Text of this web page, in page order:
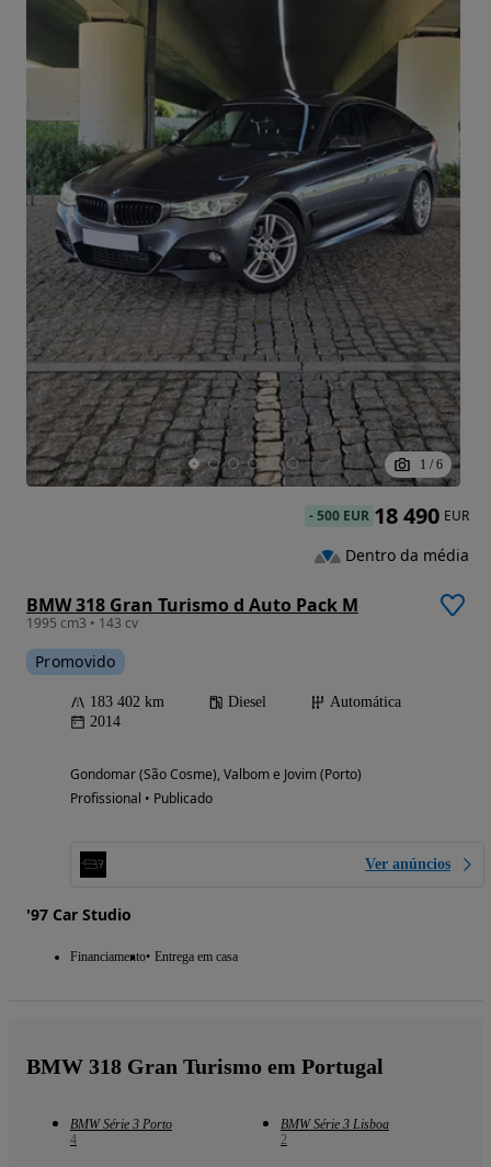
1 / 6
BMW 318 Gran Turismo d Auto Pack M
1995 cm3 • 143 cv
Promovido
183 402 km Diesel
Automática
2014
Gondomar (São Cosme), Valbom e Jovim (Porto)
Profissional • Publicado
Ver anúncios
'97 Car Studio
Financiamento Entrega em casa
-500 EUR 18 490 EUR
Dentro da média
BMW 318 Gran Turismo em Portugal
BMW Série 3 Porto
4
BMW Série 3 Lisboa
2